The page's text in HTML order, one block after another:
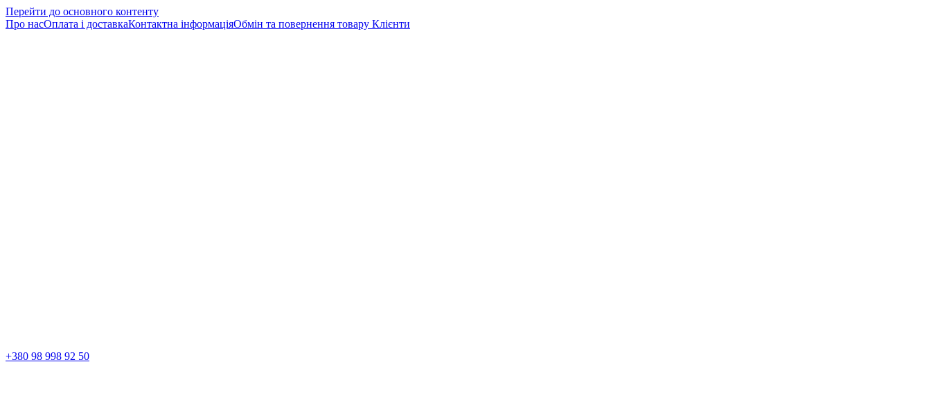
Перейти до основного контенту
Про насОплата і доставкаКонтактна інформаціяОбмін та повернення товару Клієнти
+380 98 998 92 50